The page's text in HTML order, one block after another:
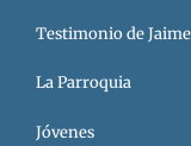
Testimonio de
La Parroquia
Jóvenes